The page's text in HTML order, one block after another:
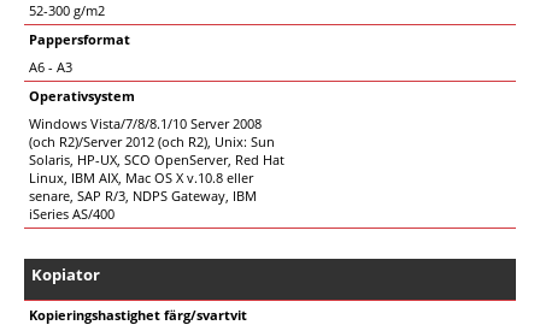
52-300 g/m2
Pappersformat
A6 - A3
Operativsystem
Windows Vista/7/8/8.1/10 Server 2008
(och R2)/Server 2012 (och R2), Unix: Sun
Solaris, HP-UX, SCO OpenServer, Red Hat
Linux, IBM AIX, Mac OS X v.10.8 eller
senare, SAP R/3, NDPS Gateway, IBM
iSeries AS/400
Kopiator
Kopieringshastighet färg/svartvit